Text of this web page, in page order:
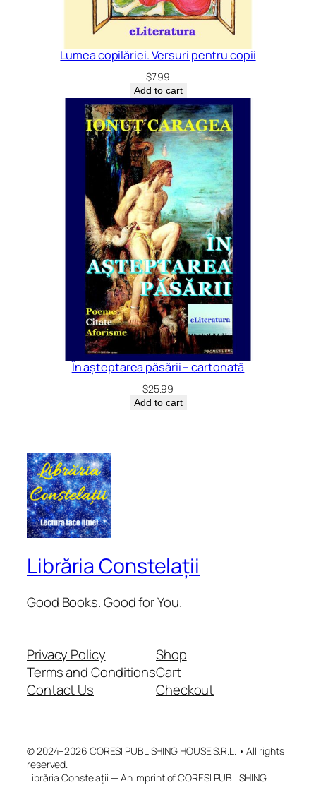
Lumea copilăriei. Versuri pentru copii
$7.99
Add to cart
În așteptarea păsării – cartonată
$25.99
Add to cart
Librăria Constelații
Good Books. Good for You.
Privacy Policy
Terms and Conditions
Contact Us
Shop
Cart
Checkout
© 2024–2026 CORESI PUBLISHING HOUSE S.R.L. • All rights
reserved.
Librăria Constelații — An imprint of CORESI PUBLISHING